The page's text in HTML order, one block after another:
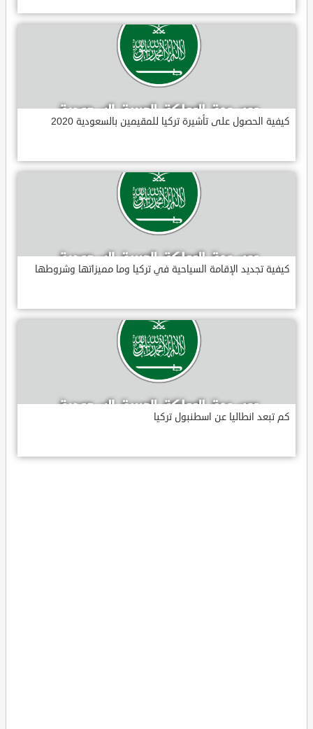
كيفية الحصول على تأشيرة تركيا للمقيمين بالسعودية 2020
كيفية تجديد الإقامة السياحية في تركيا وما مميزاتها وشروطها
كم تبعد انطاليا عن اسطنبول تركيا